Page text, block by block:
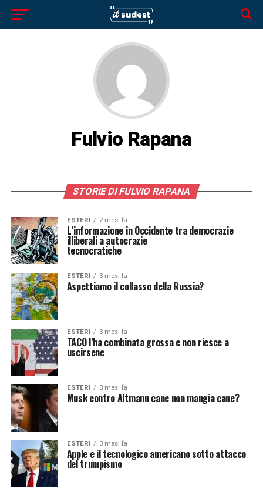
Fulvio Rapana
STORIE DI FULVIO RAPANA
ESTERI 2 mesi fa
L’informazione in Occidente tra democrazie
illiberali a autocrazie
tecnocratiche
ESTERI 3 mesi fa
Aspettiamo il collasso della Russia?
ESTERI 3 mesi fa
TACO l’ha combinata grossa e non riesce a
uscirsene
ESTERI 3 mesi fa
Musk contro Altmann cane non mangia cane?
ESTERI 3 mesi fa
Apple e il tecnologico americano sotto attacco
del trumpismo